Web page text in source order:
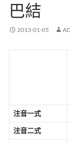
巴結
2013-01-05
注音一式
注音二式